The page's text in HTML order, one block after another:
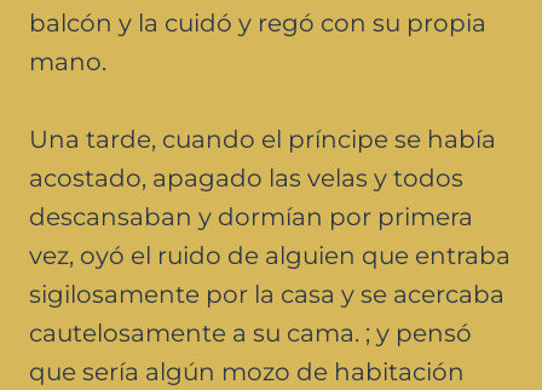
balcón y la cuidó y regó con su propia
mano.
Una tarde, cuando el príncipe se había
acostado, apagado las velas y todos
descansaban y dormían por primera
vez, oyó el ruido de alguien que entraba
sigilosamente por la casa y se acercaba
cautelosamente a su cama. ; y pensó
que sería algún mozo de habitación